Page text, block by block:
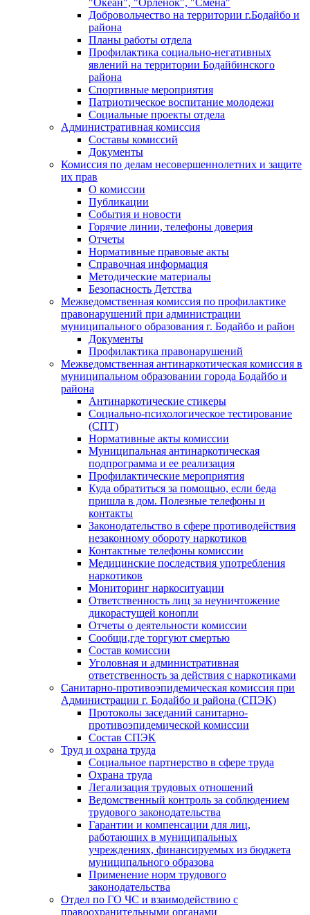
"Океан", "Орленок", "Смена"
Добровольчество на территории г.Бодайбо и
района
Планы работы отдела
Профилактика социально-негативных
явлений на территории Бодайбинского
района
Спортивные мероприятия
Патриотическое воспитание молодежи
Социальные проекты отдела
Административная комиссия
Составы комиссий
Документы
Комиссия по делам несовершеннолетних и защите
их прав
О комиссии
Публикации
События и новости
Горячие линии, телефоны доверия
Отчеты
Нормативные правовые акты
Справочная информация
Методические материалы
Безопасность Детства
Межведомственная комиссия по профилактике
правонарушений при администрации
муниципального образования г. Бодайбо и район
Документы
Профилактика правонарушений
Межведомственная антинаркотическая комиссия в
муниципальном образовании города Бодайбо и
района
Антинаркотические стикеры
Социально-психологическое тестирование
(СПТ)
Нормативные акты комиссии
Муниципальная антинаркотическая
подпрограмма и ее реализация
Профилактические мероприятия
Куда обратиться за помощью, если беда
пришла в дом. Полезные телефоны и
контакты
Законодательство в сфере противодействия
незаконному обороту наркотиков
Контактные телефоны комиссии
Медицинские последствия употребления
наркотиков
Мониторинг наркоситуации
Ответственность лиц за неуничтожение
дикорастущей конопли
Отчеты о деятельности комиссии
Сообщи,где торгуют смертью
Состав комиссии
Уголовная и административная
ответственность за действия с наркотиками
Санитарно-противоэпидемическая комиссия при
Администрации г. Бодайбо и района (СПЭК)
Протоколы заседаний санитарно-
противоэпидемической комиссии
Состав СПЭК
Труд и охрана труда
Социальное партнерство в сфере труда
Охрана труда
Легализация трудовых отношений
Ведомственный контроль за соблюдением
трудового законодательства
Гарантии и компенсации для лиц,
работающих в муниципальных
учреждениях, финансируемых из бюджета
муниципального образова
Применение норм трудового
законодательства
Отдел по ГО ЧС и взаимодействию с
правоохранительными органами